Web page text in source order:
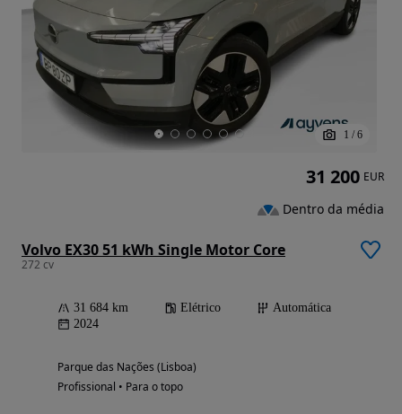
1 / 6
Volvo EX30 51 kWh Single Motor Core
272 cv
31 684 km Elétrico
Automática
2024
Parque das Nações (Lisboa)
Profissional • Para o topo
31 200 EUR
Dentro da média